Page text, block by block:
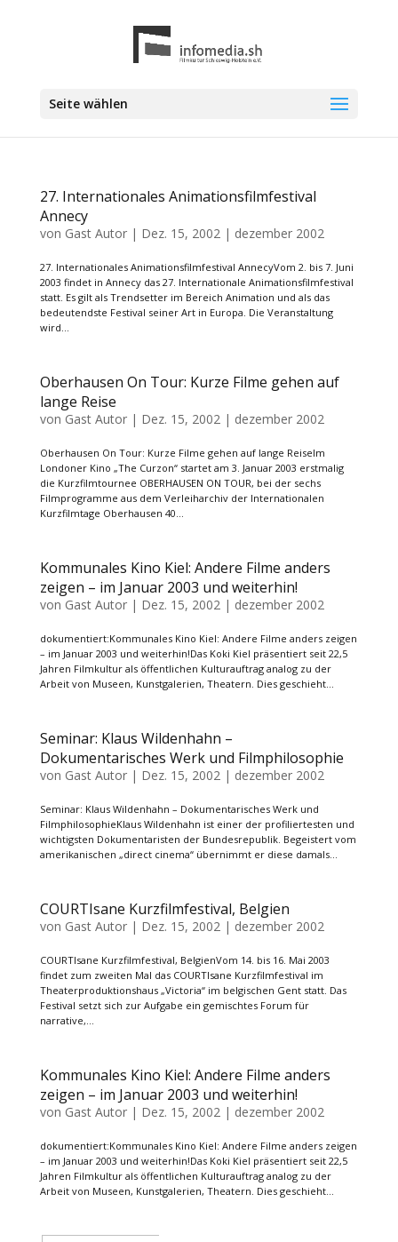
Seite wählen
27. Internationales Animationsfilmfestival
Annecy
von Gast Autor| Dez. 15, 2002| dezember 2002
27. Internationales Animationsfilmfestival AnnecyVom 2. bis 7. Juni
2003 findet in Annecy das 27. Internationale Animationsfilmfestival
statt. Es gilt als Trendsetter im Bereich Animation und als das
bedeutendste Festival seiner Art in Europa. Die Veranstaltung
wird...
Oberhausen On Tour: Kurze Filme gehen auf
lange Reise
von Gast Autor| Dez. 15, 2002| dezember 2002
Oberhausen On Tour: Kurze Filme gehen auf lange ReiseIm
Londoner Kino „The Curzon“ startet am 3. Januar 2003 erstmalig
die Kurzfilmtournee OBERHAUSEN ON TOUR, bei der sechs
Filmprogramme aus dem Verleiharchiv der Internationalen
Kurzfilmtage Oberhausen 40...
Kommunales Kino Kiel: Andere Filme anders
zeigen – im Januar 2003 und weiterhin!
von Gast Autor| Dez. 15, 2002| dezember 2002
dokumentiert:Kommunales Kino Kiel: Andere Filme anders zeigen
– im Januar 2003 und weiterhin!Das Koki Kiel präsentiert seit 22,5
Jahren Filmkultur als öffentlichen Kulturauftrag analog zu der
Arbeit von Museen, Kunstgalerien, Theatern. Dies geschieht...
Seminar: Klaus Wildenhahn –
Dokumentarisches Werk und Filmphilosophie
von Gast Autor| Dez. 15, 2002| dezember 2002
Seminar: Klaus Wildenhahn – Dokumentarisches Werk und
FilmphilosophieKlaus Wildenhahn ist einer der profiliertesten und
wichtigsten Dokumentaristen der Bundesrepublik. Begeistert vom
amerikanischen „direct cinema“ übernimmt er diese damals...
COURTIsane Kurzfilmfestival, Belgien
von Gast Autor| Dez. 15, 2002| dezember 2002
COURTIsane Kurzfilmfestival, BelgienVom 14. bis 16. Mai 2003
findet zum zweiten Mal das COURTIsane Kurzfilmfestival im
Theaterproduktionshaus „Victoria“ im belgischen Gent statt. Das
Festival setzt sich zur Aufgabe ein gemischtes Forum für
narrative,...
Kommunales Kino Kiel: Andere Filme anders
zeigen – im Januar 2003 und weiterhin!
von Gast Autor| Dez. 15, 2002| dezember 2002
dokumentiert:Kommunales Kino Kiel: Andere Filme anders zeigen
– im Januar 2003 und weiterhin!Das Koki Kiel präsentiert seit 22,5
Jahren Filmkultur als öffentlichen Kulturauftrag analog zu der
Arbeit von Museen, Kunstgalerien, Theatern. Dies geschieht...